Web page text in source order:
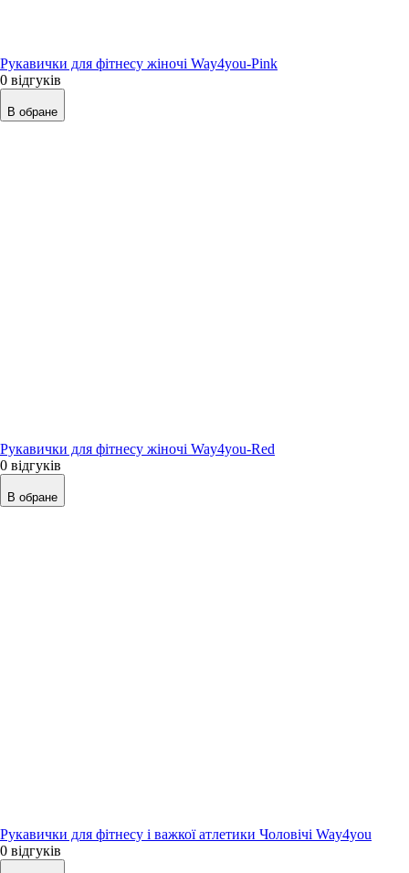
Рукавички для фітнесу жіночі Way4you-Pink
0 відгуків
В обране
Рукавички для фітнесу жіночі Way4you-Red
0 відгуків
В обране
Рукавички для фітнесу і важкої атлетики Чоловічі Way4you
0 відгуків